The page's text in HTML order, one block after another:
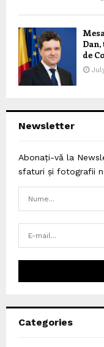
de
Newsletter
Abonați-vă la
sfaturi și fotografii
Categories